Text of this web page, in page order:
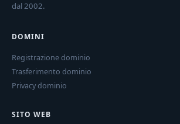
dal 2002.
DOMINI
Registrazione dominio
Trasferimento dominio
Privacy dominio
SITO WEB